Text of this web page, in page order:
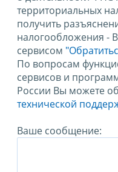
территориальных
получить
налогообложения -
сервисом
По вопросам
сервисов и
России Вы можете
технической
Ваше сообщение: